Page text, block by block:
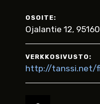
OSOITE:
Ojalantie 12,
VERKKOSIVUSTO:
http://tanssi.net/